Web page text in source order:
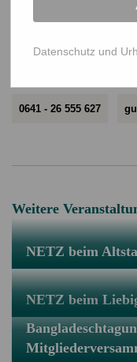
0641 - 26 555 627
Weitere
NETZ beim
NETZ beim
Datenschutz und